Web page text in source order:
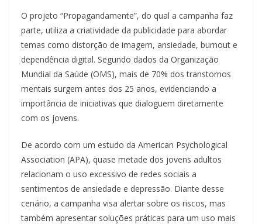
O projeto “Propagandamente”, do qual a campanha faz
parte, utiliza a criatividade da publicidade para abordar
temas como distorção de imagem, ansiedade, burnout e
dependência digital. Segundo dados da Organização
Mundial da Saúde (OMS), mais de 70% dos transtornos
mentais surgem antes dos 25 anos, evidenciando a
importância de iniciativas que dialoguem diretamente
com os jovens.
De acordo com um estudo da American Psychological
Association (APA), quase metade dos jovens adultos
relacionam o uso excessivo de redes sociais a
sentimentos de ansiedade e depressão. Diante desse
cenário, a campanha visa alertar sobre os riscos, mas
também apresentar soluções práticas para um uso mais